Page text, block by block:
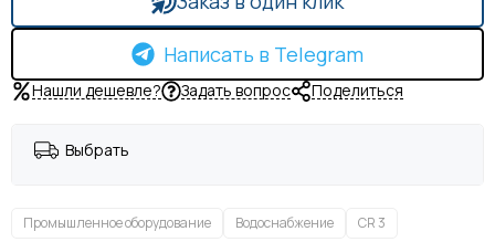
Написать в Telegram
Нашли дешевле? Задать вопрос Поделиться
Выбрать
Промышленное оборудование Водоснабжение CR 3